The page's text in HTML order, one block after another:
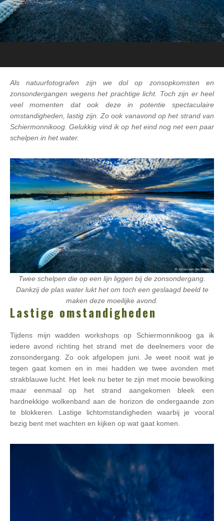
Als natuurfotografen zijn we dol op zonsopkomsten en
zonsondergangen wegens het prachtige licht. Toch zijn er heel
veel momenten dat ook deze in potentie spectaculaire
omstandigheden, lastig zijn. Zo ook vanavond op het strand van
Schiermonnikoog. Gelukkig vind ik op het eind nog net een paar
schelpen in het water.
Twee schelpen die op een lijn liggen bij de zonsondergang.
Dankzij de plas water lukt het om toch een geslaagd beeld te
maken deze moeilijke avond.
Lastige omstandigheden
Tijdens mijn wadden workshops op Schiermonnikoog ga ik
iedere avond richting het strand met de deelnemers voor de
zonsondergang. Zo ook afgelopen juni. Je weet nooit wat je
tegen gaat komen en in mei hadden we twee avonden met
strakblauwe lucht. Het leek nu beter te zijn met mooie bewolking
maar eenmaal op het strand aangekomen bleek een
hardnekkige wolkenband aan de horizon de ondergaande zon
te blokkeren. Lastige lichtomstandigheden waarbij je vooral
bezig bent met wachten en kijken op wat gaat komen.